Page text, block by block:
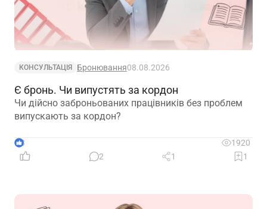
КОНСУЛЬТАЦІЯ Бронювання08.08.2026
Є бронь. Чи випустять за кордон
Чи дійсно заброньованих працівників без проблем
випускають за кордон?
3
1920
2
1 1